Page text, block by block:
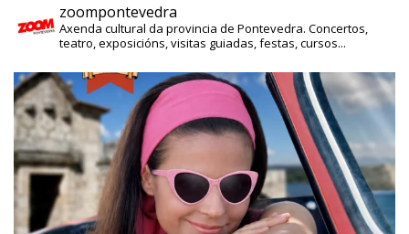
zoompontevedra
Axenda cultural da provincia de Pontevedra. Concertos,
teatro, exposicións, visitas guiadas, festas, cursos...